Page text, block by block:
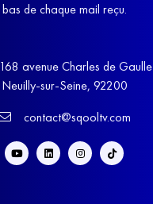
bas de chaque mail reçu.
168 avenue Charles de Gaulle
Neuilly-sur-Seine, 92200
contact@sqooltv.com